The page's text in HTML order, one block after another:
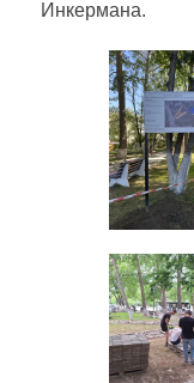
Инкермана.